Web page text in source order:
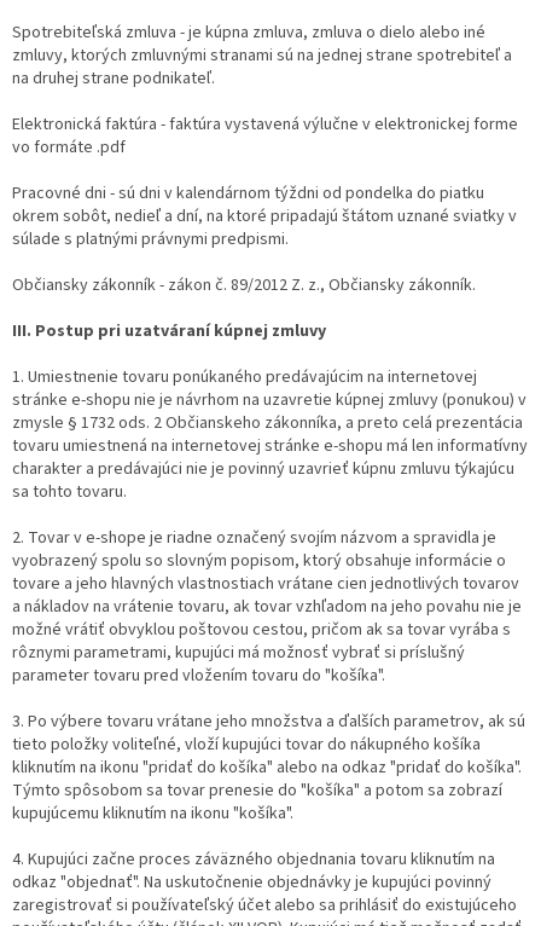
Spotrebiteľská zmluva - je kúpna zmluva, zmluva o dielo alebo iné
zmluvy, ktorých zmluvnými stranami sú na jednej strane spotrebiteľ a
na druhej strane podnikateľ.
Elektronická faktúra - faktúra vystavená výlučne v elektronickej forme
vo formáte .pdf
Pracovné dni - sú dni v kalendárnom týždni od pondelka do piatku
okrem sobôt, nedieľ a dní, na ktoré pripadajú štátom uznané sviatky v
súlade s platnými právnymi predpismi.
Občiansky zákonník - zákon č. 89/2012 Z. z., Občiansky zákonník.
III. Postup pri uzatváraní kúpnej zmluvy
1. Umiestnenie tovaru ponúkaného predávajúcim na internetovej
stránke e-shopu nie je návrhom na uzavretie kúpnej zmluvy (ponukou) v
zmysle § 1732 ods. 2 Občianskeho zákonníka, a preto celá prezentácia
tovaru umiestnená na internetovej stránke e-shopu má len informatívny
charakter a predávajúci nie je povinný uzavrieť kúpnu zmluvu týkajúcu
sa tohto tovaru.
2. Tovar v e-shope je riadne označený svojím názvom a spravidla je
vyobrazený spolu so slovným popisom, ktorý obsahuje informácie o
tovare a jeho hlavných vlastnostiach vrátane cien jednotlivých tovarov
a nákladov na vrátenie tovaru, ak tovar vzhľadom na jeho povahu nie je
možné vrátiť obvyklou poštovou cestou, pričom ak sa tovar vyrába s
rôznymi parametrami, kupujúci má možnosť vybrať si príslušný
parameter tovaru pred vložením tovaru do "košíka".
3. Po výbere tovaru vrátane jeho množstva a ďalších parametrov, ak sú
tieto položky voliteľné, vloží kupujúci tovar do nákupného košíka
kliknutím na ikonu "pridať do košíka" alebo na odkaz "pridať do košíka".
Týmto spôsobom sa tovar prenesie do "košíka" a potom sa zobrazí
kupujúcemu kliknutím na ikonu "košíka".
4. Kupujúci začne proces záväzného objednania tovaru kliknutím na
odkaz "objednať". Na uskutočnenie objednávky je kupujúci povinný
zaregistrovať si používateľský účet alebo sa prihlásiť do existujúceho